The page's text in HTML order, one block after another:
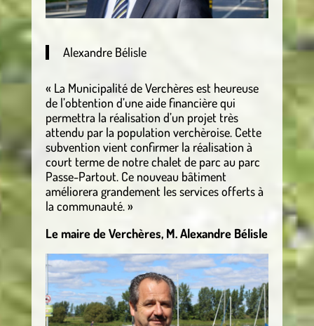
Alexandre Bélisle
« La Municipalité de Verchères est heureuse
de l’obtention d’une aide financière qui
permettra la réalisation d’un projet très
attendu par la population verchèroise. Cette
subvention vient confirmer la réalisation à
court terme de notre chalet de parc au parc
Passe-Partout. Ce nouveau bâtiment
améliorera grandement les services offerts à
la communauté. »
Le maire de Verchères, M. Alexandre Bélisle